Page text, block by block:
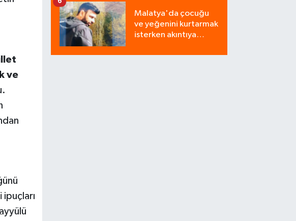
ve
Bozdu!
Malatya'da çocuğu
ve yeğenini kurtarmak
isterken akıntıya
yaşamını yitirdi